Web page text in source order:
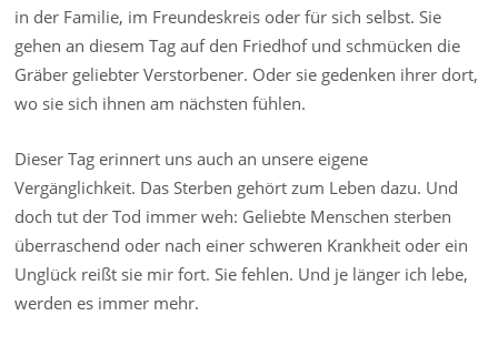
in der Familie, im Freundeskreis oder für sich selbst. Sie
gehen an diesem Tag auf den Friedhof und schmücken die
Gräber geliebter Verstorbener. Oder sie gedenken ihrer dort,
wo sie sich ihnen am nächsten fühlen.
Dieser Tag erinnert uns auch an unsere eigene
Vergänglichkeit. Das Sterben gehört zum Leben dazu. Und
doch tut der Tod immer weh: Geliebte Menschen sterben
überraschend oder nach einer schweren Krankheit oder ein
Unglück reißt sie mir fort. Sie fehlen. Und je länger ich lebe,
werden es immer mehr.